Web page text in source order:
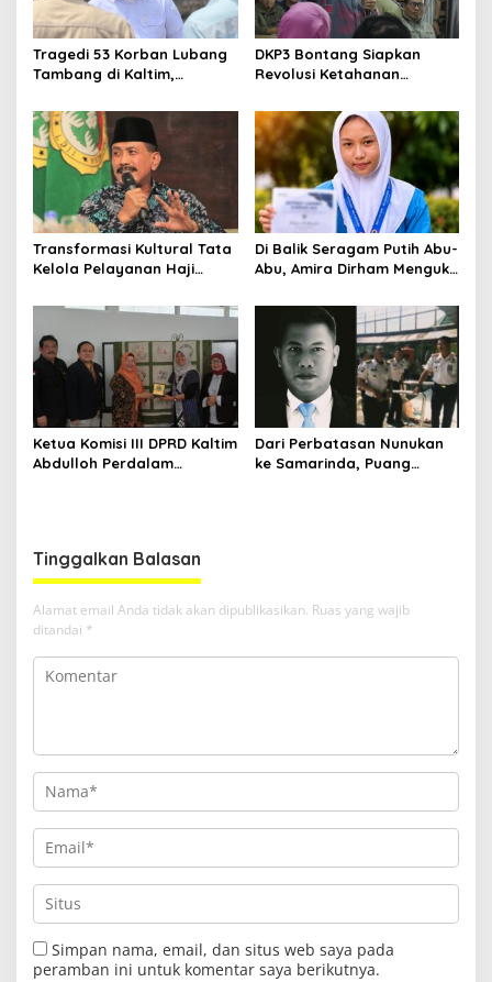
Tragedi 53 Korban Lubang
Tambang di Kaltim,
Total Tata Kelola
DKP3 Bontang Siapkan
Revolusi Ketahanan
Smartani Jadi Senjata
Transformasi Kultural Tata
Kelola Pelayanan Haji
Di Balik Seragam Putih Abu-
Abu, Amira Dirham Mengukir
Nasional
Ketua Komisi III DPRD Kaltim
Abdulloh Perdalam
Dari Perbatasan Nunukan
ke Samarinda, Puang
Tinggalkan Balasan
Alamat email Anda tidak akan dipublikasikan. Ruas yang wajib
ditandai *
Simpan nama, email, dan situs web saya pada
peramban ini untuk komentar saya berikutnya.
Media Satya News
Masukkan Email Anda Untuk Mendapatkan Berita
Terupdate MEDIASATYA.CO.ID
Your
email
johnsmith@example.com